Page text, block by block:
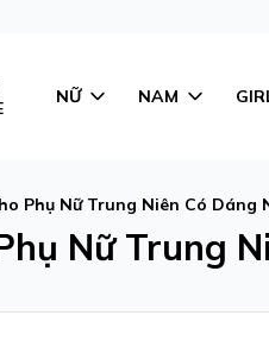
NỮ NAM
Phụ Nữ Trung Niên Có Dáng
Nữ Trung